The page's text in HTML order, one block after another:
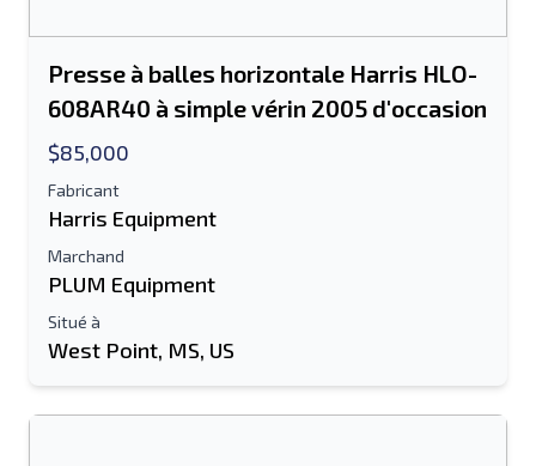
Presse à balles horizontale Harris HLO-
608AR40 à simple vérin 2005 d'occasion
$85,000
Fabricant
Harris Equipment
Marchand
PLUM Equipment
Situé à
West Point, MS, US